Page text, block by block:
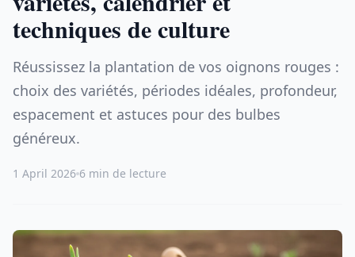
techniques de culture
Réussissez la plantation de vos oignons rouges :
choix des variétés, périodes idéales, profondeur,
espacement et astuces pour des bulbes
généreux.
1 April 2026 6 min de lecture